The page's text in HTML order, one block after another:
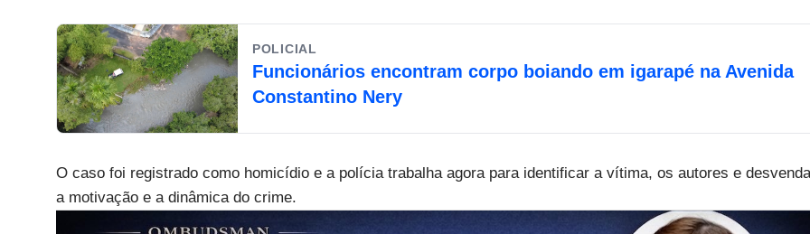
POLICIAL
Funcionários encontram corpo boiando em igarapé na Avenida
Constantino Nery
O caso foi registrado como homicídio e a polícia trabalha agora para identificar a vítima, os autores e
a motivação e a dinâmica do crime.